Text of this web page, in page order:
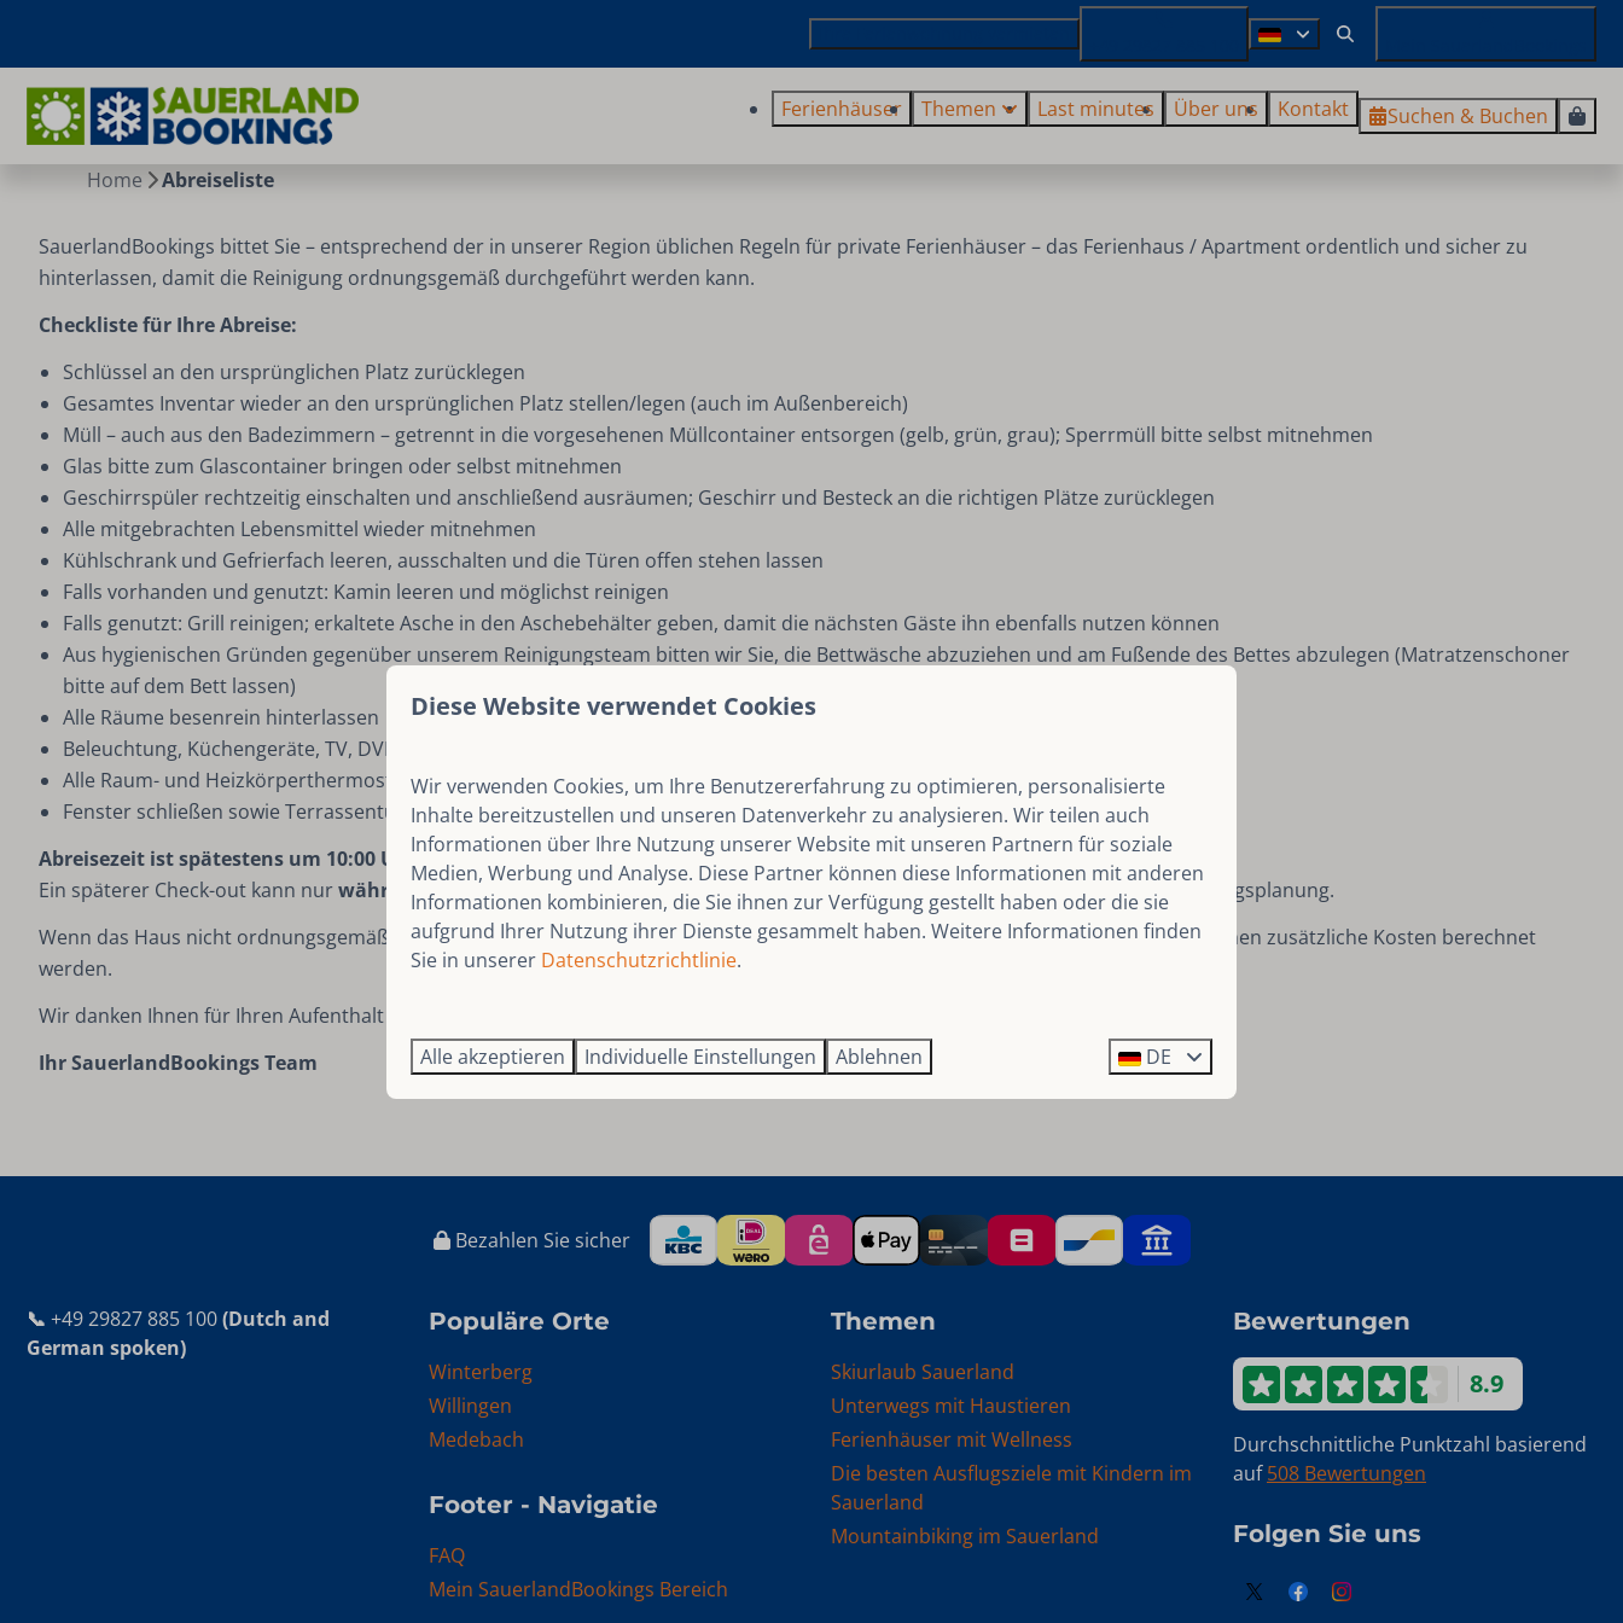
Ferienhäuser Themen Last minutes Über uns Kontakt Suchen & Buchen
Home Abreiseliste
SauerlandBookings bittet Sie – entsprechend der in unserer Region üblichen Regeln für private Ferienhäuser – das Ferienhaus / Apartment ordentlich und sicher zu
hinterlassen, damit die Reinigung ordnungsgemäß durchgeführt werden kann.
Checkliste für Ihre Abreise:
Schlüssel an den ursprünglichen Platz zurücklegen
Gesamtes Inventar wieder an den ursprünglichen Platz stellen/legen (auch im Außenbereich)
Müll – auch aus den Badezimmern – getrennt in die vorgesehenen Müllcontainer entsorgen (gelb, grün, grau); Sperrmüll bitte selbst mitnehmen
Glas bitte zum Glascontainer bringen oder selbst mitnehmen
Geschirrspüler rechtzeitig einschalten und anschließend ausräumen; Geschirr und Besteck an die richtigen Plätze zurücklegen
Alle mitgebrachten Lebensmittel wieder mitnehmen
Kühlschrank und Gefrierfach leeren, ausschalten und die Türen offen stehen lassen
Falls vorhanden und genutzt: Kamin leeren und möglichst reinigen
Falls genutzt: Grill reinigen; erkaltete Asche in den Aschebehälter geben, damit die nächsten Gäste ihn ebenfalls nutzen können
Aus hygienischen Gründen gegenüber unserem Reinigungsteam bitten wir Sie, die Bettwäsche abzuziehen und am Fußende des Bettes abzulegen (Matratzenschoner
bitte auf dem Bett lassen)
Alle Räume besenrein hinterlassen
Beleuchtung, Küchengeräte, TV, DVD und Sauna ausschalten
Alle Raum- und Heizkörperthermostate auf maximal Stufe 1 stellen
Fenster schließen sowie Terrassentür, Gartenschrank und Schuppen abschließen
Abreisezeit ist spätestens um 10:00 Uhr.
Ein späterer Check-out kann nurwährend Ihres Aufenthalts beim Verwalter
angefragt werden und ist abhängig von der Reinigungsplanung.
Wenn das Haus nicht ordnungsgemäß hinterlassen wird oder wenn der Reinigungsaufwand über das übliche Maß hinausgeht, können zusätzliche Kosten berechnet
werden.
Wir danken Ihnen für Ihren Aufenthalt im Ferienhaus / Apartment und wünschen Ihnen eine gute Heimreise.
Ihr SauerlandBookings Team
Bezahlen Sie sicher
📞 +49 29827 885 100(Dutch and
German spoken)
Populäre Orte
Winterberg
Willingen
Medebach
Footer - Navigatie
FAQ
Mein SauerlandBookings Bereich
Themen
Skiurlaub Sauerland
Unterwegs mit Haustieren
Ferienhäuser mit Wellness
Die besten Ausflugsziele mit Kindern im
Sauerland
Mountainbiking im Sauerland
Bewertungen
8.9
Durchschnittliche Punktzahl basierend
auf508 Bewertungen
Folgen Sie uns
Diese Website verwendet Cookies
Wir verwenden Cookies, um Ihre Benutzererfahrung zu optimieren, personalisierte
Inhalte bereitzustellen und unseren Datenverkehr zu analysieren. Wir teilen auch
Informationen über Ihre Nutzung unserer Website mit unseren Partnern für soziale
Medien, Werbung und Analyse. Diese Partner können diese Informationen mit anderen
Informationen kombinieren, die Sie ihnen zur Verfügung gestellt haben oder die sie
aufgrund Ihrer Nutzung ihrer Dienste gesammelt haben. Weitere Informationen finden
Sie in unserer Datenschutzrichtlinie.
Alle akzeptieren Individuelle Einstellungen Ablehnen DE